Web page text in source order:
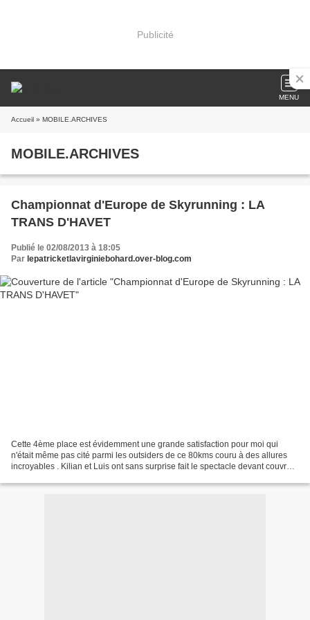
Publicité
MENU
Accueil » MOBILE.ARCHIVES
MOBILE.ARCHIVES
Championnat d'Europe de Skyrunning : LA
TRANS D'HAVET
Publié le 02/08/2013 à 18:05
Par lepatricketlavirginiebohard.over-blog.com
Cette 4ème place est évidemment une grande satisfaction pour moi qui
n'était même pas cité parmi les outsiders de ce 80kms couru à des allures
incroyables . Kilian et Luis ont sans surprise fait le spectacle devant couvrant